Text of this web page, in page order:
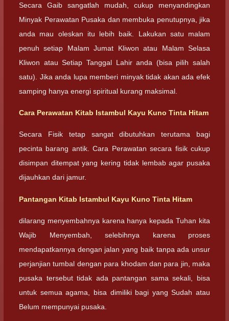
Secara Gaib sangatlah mudah, cukup menyandingkan
Minyak Perawatan Pusaka dan membuka penutupnya, jika
anda mau oleskan itu lebih baik. Lakukan satu malam
penuh setiap Malam Jumat Kliwon atau Malam Selasa
Kliwon atau Setiap Tanggal Lahir anda (bisa pilih salah
satu). Jika anda lupa memberi minyak tidak akan ada efek
samping hanya energi spiritual kurang maksimal.
Cara Perawatan Kitab Istambul Kayu Kuno Tinta Hitam
Secara Fisik tetap sangat dibutuhkan terutama bagi
pecinta barang antik. Cara Perawatan secara fisik cukup
disimpan ditempat yang kering tidak lembab agar pusaka
dijauhkan dari jamur.
Pantangan Kitab Istambul Kayu Kuno Tinta Hitam
dilarang menyembahnya karena hanya kepada Tuhan kita
Wajib Menyembah, selebihnya karena proses
mendapatkannya dengan jalan yang baik tanpa ada unsur
perjanjian tumbal dengan para khodam dan para jin, maka
pusaka tersebut tidak ada pantangan sama sekali, bisa
untuk semua agama, bisa dimiliki bagi yang Sudah atau
Belum mempunyai pusaka.